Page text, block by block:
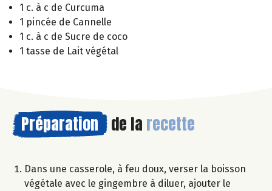
1 c. à c de Curcuma
1 pincée de Cannelle
1 c. à c de Sucre de coco
1 tasse de Lait végétal
Préparation de la recette
Dans une casserole, à feu doux, verser la boisson
végétale avec le gingembre à diluer, ajouter le